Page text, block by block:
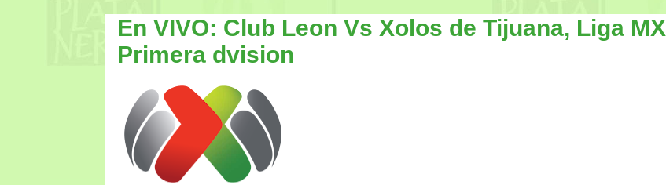
En VIVO: Club Leon Vs Xolos de Tijuana, Liga MX
Primera dvision